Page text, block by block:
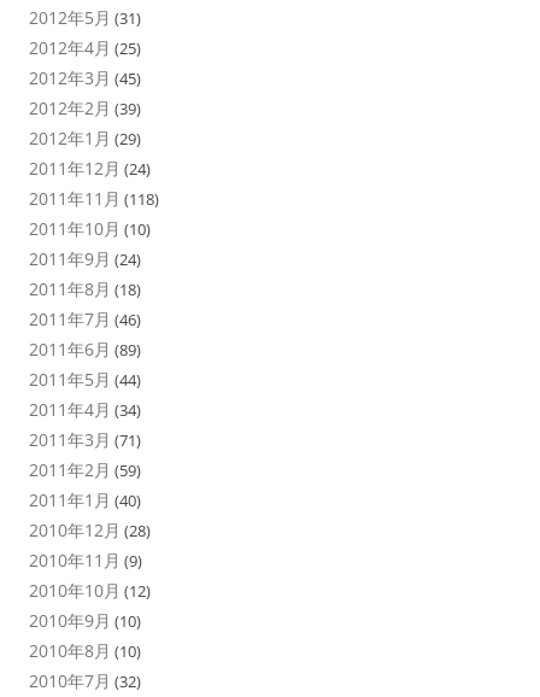
2012年5月 (31)
2012年4月 (25)
2012年3月 (45)
2012年2月 (39)
2012年1月 (29)
2011年12月 (24)
2011年11月 (118)
2011年10月 (10)
2011年9月 (24)
2011年8月 (18)
2011年7月 (46)
2011年6月 (89)
2011年5月 (44)
2011年4月 (34)
2011年3月 (71)
2011年2月 (59)
2011年1月 (40)
2010年12月 (28)
2010年11月 (9)
2010年10月 (12)
2010年9月 (10)
2010年8月 (10)
2010年7月 (32)